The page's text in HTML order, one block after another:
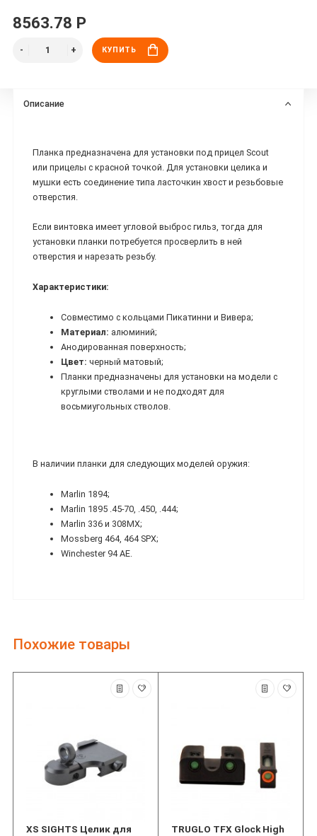
8563.78 Р
КУПИТЬ
Описание
Планка предназначена для установки под прицел Scout
или прицелы с красной точкой. Для установки целика и
мушки есть соединение типа ласточкин хвост и резьбовые
отверстия.
Если винтовка имеет угловой выброс гильз, тогда для
установки планки потребуется просверлить в ней
отверстия и нарезать резьбу.
Характеристики:
Совместимо с кольцами Пикатинни и Вивера;
Материал: алюминий;
Анодированная поверхность;
Цвет: черный матовый;
Планки предназначены для установки на модели с
круглыми стволами и не подходят для
восьмиугольных стволов.
В наличии планки для следующих моделей оружия:
Marlin 1894;
Marlin 1895 .45-70, .450, .444;
Marlin 336 и 308MX;
Mossberg 464, 464 SPX;
Winchester 94 AE.
Похожие товары
XS SIGHTS Целик для
TRUGLO TFX Glock High